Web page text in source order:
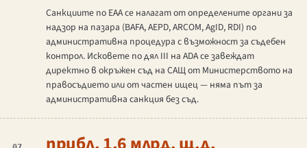
Санкциите по EAA се налагат от определените органи за
надзор на пазара (BAFA, AEPD, ARCOM, AgID, RDI) по
административна процедура с възможност за съдебен
контрол. Исковете по дял III на ADA се завеждат
директно в окръжен съд на САЩ от Министерството на
правосъдието или от частен ищец — няма път за
административна санкция без съд.